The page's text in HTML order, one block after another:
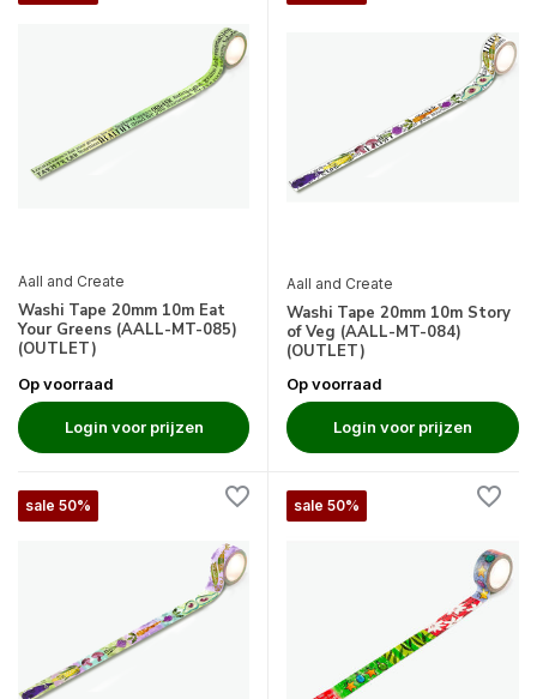
Aall and Create
Washi Tape 20mm 10m Eat
Your Greens (AALL-MT-085)
(OUTLET)
Op voorraad
Login voor prijzen
Aall and Create
Washi Tape 20mm 10m Story
of Veg (AALL-MT-084)
(OUTLET)
Op voorraad
Login voor prijzen
sale 50% sale 50%